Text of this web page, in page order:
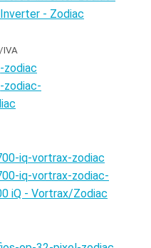
- Zodiac
IVA
iQ - Vortrax/Zodiac